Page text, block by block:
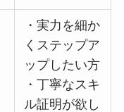
・実力を細か
くステップア
ップしたい方
・丁寧なスキ
ル証明が欲し